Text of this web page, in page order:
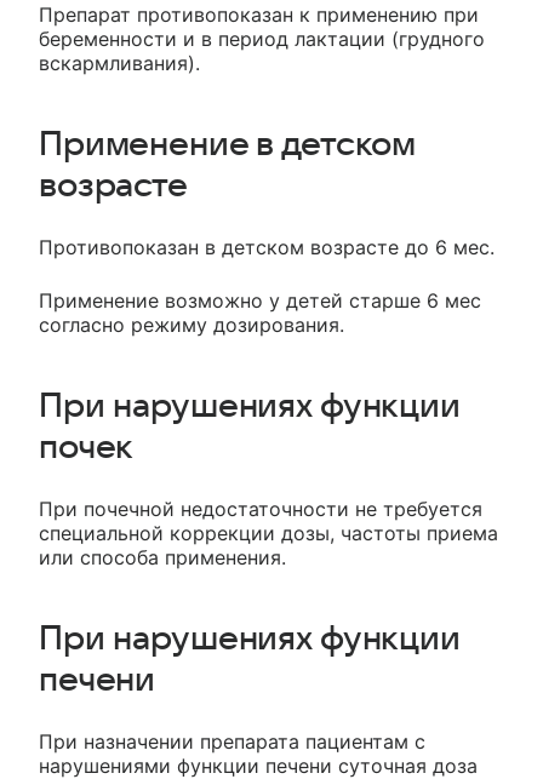
Препарат противопоказан к применению при
беременности и в период лактации (грудного
вскармливания).
Применение в детском
возрасте
Противопоказан в детском возрасте до 6 мес.
Применение возможно у детей старше 6 мес
согласно режиму дозирования.
При нарушениях функции
почек
При почечной недостаточности не требуется
специальной коррекции дозы, частоты приема
или способа применения.
При нарушениях функции
печени
При назначении препарата пациентам с
нарушениями функции печени суточная доза